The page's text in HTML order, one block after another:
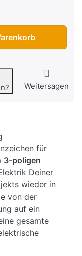
Universal, 3-
Weitersagen
für
3-poligen
Deiner
wieder in
von der
auf ein
gesamte